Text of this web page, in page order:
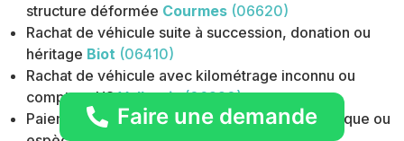
structure déformée Courmes (06620)
Rachat de véhicule suite à succession, donation ou
héritage Biot (06410)
Rachat de véhicule avec kilométrage inconnu ou
compteur HS Vallauris (06220)
Paiement immédiat par virement bancaire, chèque ou
Faire une demande